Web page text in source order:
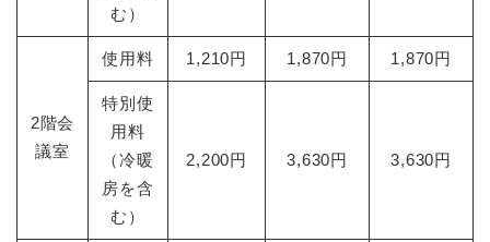
む）
2階会
議室
使用料 1,210円 1,870円 1,870円
特別使
用料
（冷暖
房を含
む）
2,200円 3,630円 3,630円